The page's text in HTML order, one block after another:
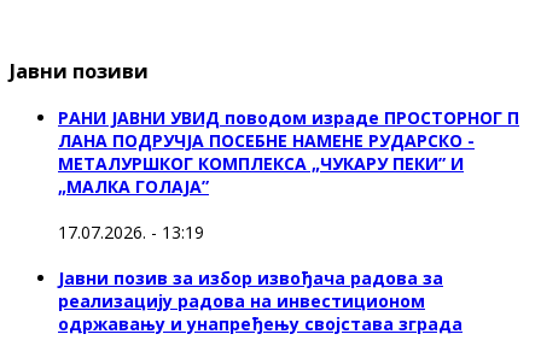
Јавни позиви
РАНИ ЈАВНИ УВИД поводом израде ПРОСТОРНОГ П
ЛАНА ПОДРУЧЈА ПОСЕБНЕ НАМЕНЕ РУДАРСКО -
МЕТАЛУРШКОГ КОМПЛЕКСА „ЧУКАРУ ПЕКИ” И
„МАЛКА ГОЛАЈА”
17.07.2026. - 13:19
Јавни позив за избор извођача радова за
реализацију радова на инвестиционом
одржавању и унапређењу својстава зграда